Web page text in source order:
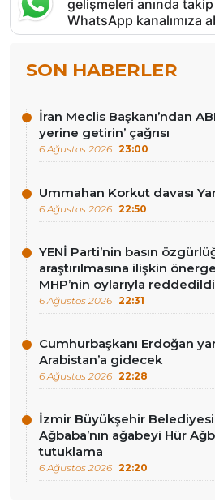
gelişmeleri anında
WhatsApp kanalımıza
SON HABERLER
İran Meclis Başkanı’ndan
yerine getirin’ çağrısı
6 Ağustos 2026 23:00
Ummahan Korkut davası
6 Ağustos 2026 22:50
YENİ Parti’nin basın
araştırılmasına ilişkin
MHP’nin oylarıyla reddedildi
6 Ağustos 2026 22:31
Cumhurbaşkanı Erdoğan
Arabistan’a gidecek
6 Ağustos 2026 22:28
İzmir Büyükşehir Belediyesi
Ağbaba’nın ağabeyi Hür
tutuklama
6 Ağustos 2026 22:20